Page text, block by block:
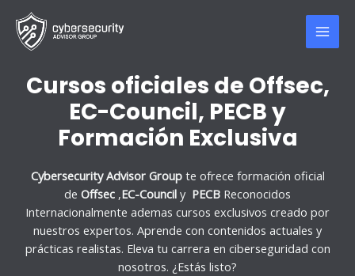
content
Cursos oficiales de Offsec,
EC-Council, PECB y
Formación Exclusiva
Cybersecurity Advisor Groupte ofrece formación oficial
de Offsec ,EC-Council y PECB Reconocidos
Internacionalmente ademas cursos exclusivos creado por
nuestros expertos. Aprende con contenidos actuales y
prácticas realistas. Eleva tu carrera en ciberseguridad con
nosotros. ¿Estás listo?